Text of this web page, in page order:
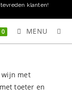
klanten!
0 MENU